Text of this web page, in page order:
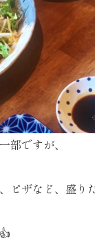
部ですが、
ピザなど、盛